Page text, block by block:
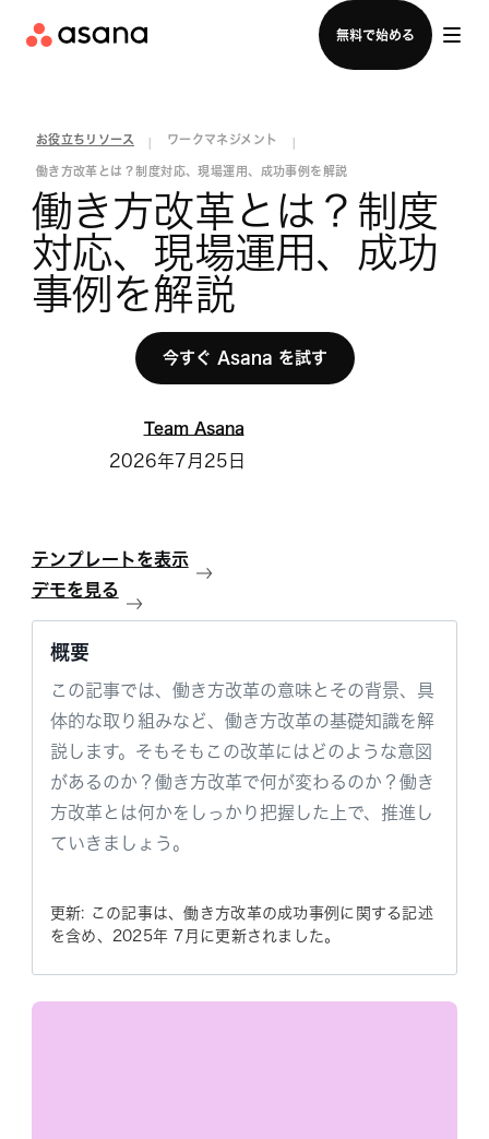
無料で始める
セールスチームに問い合わせる
お役立ちリソース ワークマネジメント
働き方改革とは？制度対応、現場運用、成功事例を解説
働き方改革とは？制度
対応、現場運用、成功
事例を解説
今すぐ Asana を試す
Team Asana
2026年7月25日
テンプレートを表示
デモを見る
概要
この記事では、働き方改革の意味とその背景、具
体的な取り組みなど、働き方改革の基礎知識を解
説します。そもそもこの改革にはどのような意図
があるのか？働き方改革で何が変わるのか？働き
方改革とは何かをしっかり把握した上で、推進し
ていきましょう。
更新: この記事は、働き方改革の成功事例に関する記述
を含め、2025年 7月に更新されました。